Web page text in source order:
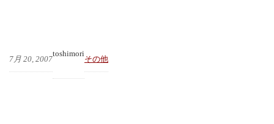
7月 20, 2007
toshimori
その他